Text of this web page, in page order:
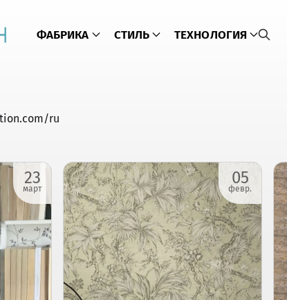
ФАБРИКА СТИЛЬ ТЕХНОЛОГИЯ
ru
23
март
05
февр.